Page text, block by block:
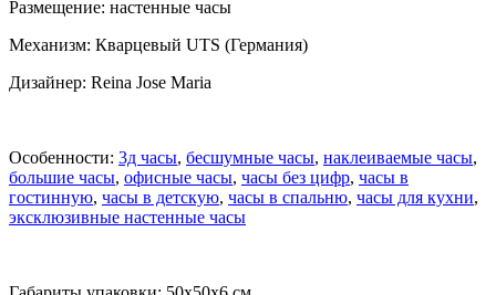
Размещение: настенные часы
Механизм: Кварцевый UTS (Германия)
Дизайнер: Reina Jose Maria
Особенности: 3д часы, бесшумные часы, наклеиваемые часы,
большие часы, офисные часы, часы без цифр, часы в
гостинную, часы в детскую, часы в спальню, часы для кухни,
эксклюзивные настенные часы